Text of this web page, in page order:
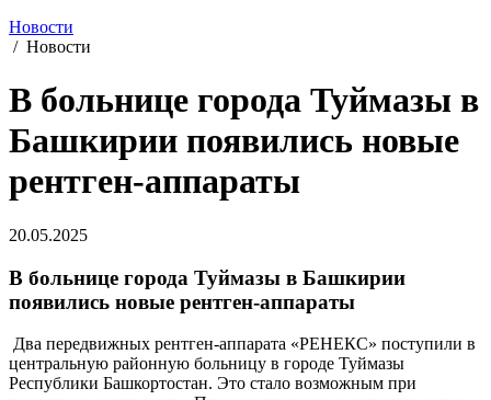
Новости
/ Новости
В больнице города Туймазы в
Башкирии появились новые
рентген-аппараты
20.05.2025
В больнице города Туймазы в Башкирии
появились новые рентген-аппараты
Два передвижных рентген-аппарата «РЕНЕКС» поступили в
центральную районную больницу в городе Туймазы
Республики Башкортостан. Это стало возможным при